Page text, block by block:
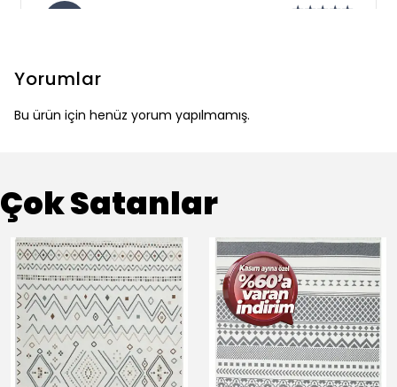
Yorumlar
Bu ürün için henüz yorum yapılmamış.
Çok Satanlar